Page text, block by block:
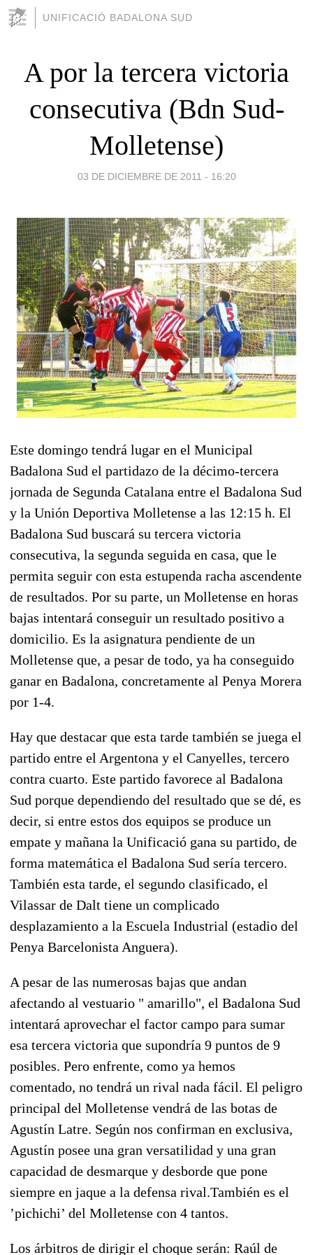
UNIFICACIÓ BADALONA SUD
A por la tercera victoria
consecutiva (Bdn Sud-
Molletense)
03 DE DICIEMBRE DE 2011 - 16:20
Este domingo tendrá lugar en el Municipal
Badalona Sud el partidazo de la décimo-tercera
jornada de Segunda Catalana entre el Badalona Sud
y la Unión Deportiva Molletense a las 12:15 h. El
Badalona Sud buscará su tercera victoria
consecutiva, la segunda seguida en casa, que le
permita seguir con esta estupenda racha ascendente
de resultados. Por su parte, un Molletense en horas
bajas intentará conseguir un resultado positivo a
domicilio. Es la asignatura pendiente de un
Molletense que, a pesar de todo, ya ha conseguido
ganar en Badalona, concretamente al Penya Morera
por 1-4.
Hay que destacar que esta tarde también se juega el
partido entre el Argentona y el Canyelles, tercero
contra cuarto. Este partido favorece al Badalona
Sud porque dependiendo del resultado que se dé, es
decir, si entre estos dos equipos se produce un
empate y mañana la Unificació gana su partido, de
forma matemática el Badalona Sud sería tercero.
También esta tarde, el segundo clasificado, el
Vilassar de Dalt tiene un complicado
desplazamiento a la Escuela Industrial (estadio del
Penya Barcelonista Anguera).
A pesar de las numerosas bajas que andan
afectando al vestuario " amarillo", el Badalona Sud
intentará aprovechar el factor campo para sumar
esa tercera victoria que supondría 9 puntos de 9
posibles. Pero enfrente, como ya hemos
comentado, no tendrá un rival nada fácil. El peligro
principal del Molletense vendrá de las botas de
Agustín Latre. Según nos confirman en exclusiva,
Agustín posee una gran versatilidad y una gran
capacidad de desmarque y desborde que pone
siempre en jaque a la defensa rival.También es el
’pichichi’ del Molletense con 4 tantos.
Los árbitros de dirigir el choque serán: Raúl de